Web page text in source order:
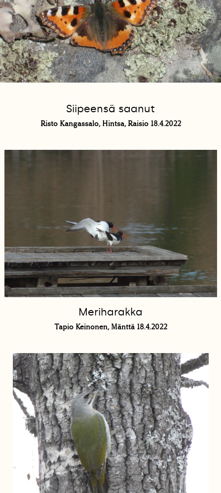
Siipeensä saanut
Risto Kangassalo, Hintsa, Raisio 18.4.2022
Meriharakka
Tapio Keinonen, Mänttä 18.4.2022